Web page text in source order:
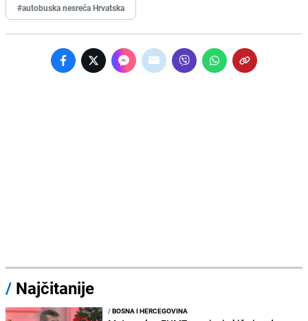
#autobuska nesreća Hrvatska
/ Najčitanije
/BOSNA I HERCEGOVINA